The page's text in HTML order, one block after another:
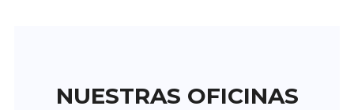
NUESTRAS OFICINAS